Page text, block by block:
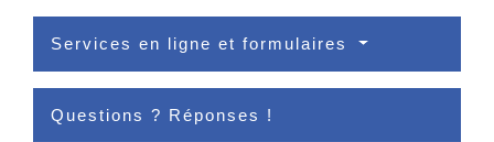
Services en ligne et formulaires
Questions ? Réponses !